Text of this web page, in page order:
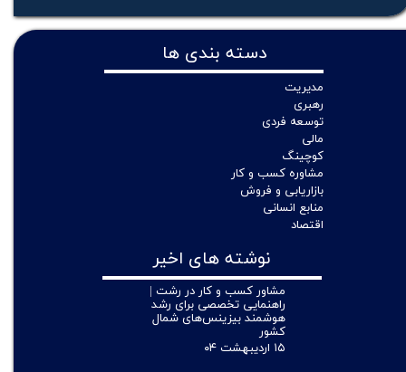
نوشته های اخیر
مشاور کسب و کار در رشت |
راهنمایی تخصصی برای رشد
هوشمند بیزینس‌های شمال
کشور
۱۵ اردیبهشت ۰۴
دسته بندی ها
مدیریت
رهبری
توسعه فردی
مالی
کوچینگ
مشاوره کسب و کار
بازاریابی و فروش
منابع انسانی
اقتصاد